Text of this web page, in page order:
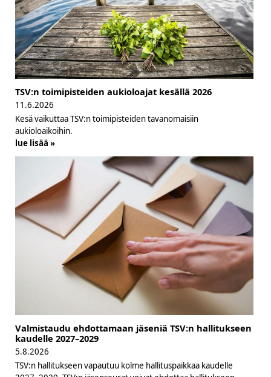
TSV:n toimipisteiden aukioloajat kesällä 2026
11.6.2026
Kesä vaikuttaa TSV:n toimipisteiden tavanomaisiin
aukioloaikoihin.
lue lisää »
Valmistaudu ehdottamaan jäseniä TSV:n hallitukseen
kaudelle 2027–2029
5.8.2026
TSV:n hallitukseen vapautuu kolme hallituspaikkaa kaudelle